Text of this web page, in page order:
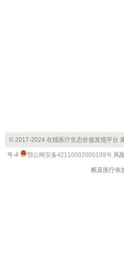
© 2017-2024 在线医疗生态价值发现平台
号-4 鄂公网安备42110002000199号 风
断及医疗依